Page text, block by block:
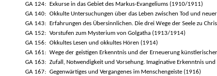
GA 124:
Exkurse in das Gebiet des Markus-Evangeliums (1910/1911)
GA 140: Okkulte Untersuchungen über das Leben zwischen Tod und
GA 143:
Erfahrungen des Übersinnlichen. Die drei Wege der Seele zu
GA 152: Vorstufen zum Mysterium von Golgatha (1913/1914)
GA 156: Okkultes Lesen und okkultes Hören (1914)
GA 161: Wege der geistigen Erkenntnis und der Erneuerung
GA 163: Zufall, Notwendigkeit und Vorsehung. Imaginative Erkenntnis
GA 167: Gegenwärtiges und Vergangenes im Menschengeiste (1916)